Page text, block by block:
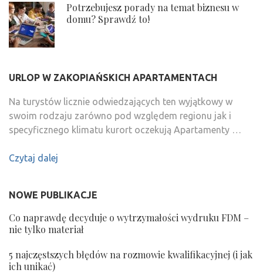
Potrzebujesz porady na temat biznesu w
domu? Sprawdź to!
URLOP W ZAKOPIAŃSKICH APARTAMENTACH
Na turystów licznie odwiedzających ten wyjątkowy w
swoim rodzaju zarówno pod względem regionu jak i
specyficznego klimatu kurort oczekują Apartamenty …
Czytaj dalej
NOWE PUBLIKACJE
Co naprawdę decyduje o wytrzymałości wydruku FDM –
nie tylko materiał
5 najczęstszych błędów na rozmowie kwalifikacyjnej (i jak
ich unikać)